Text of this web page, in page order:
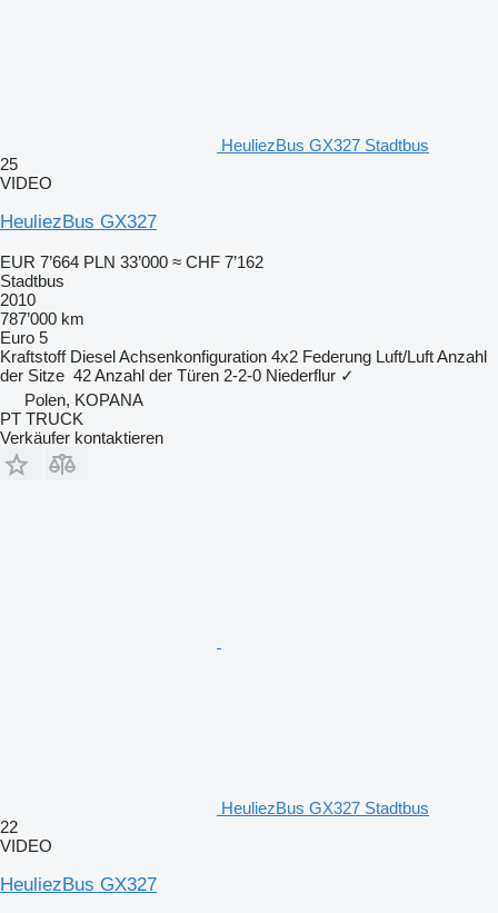
HeuliezBus GX327 Stadtbus
25
VIDEO
HeuliezBus GX327
EUR 7’664 PLN 33’000 ≈ CHF 7’162
Stadtbus
2010
787’000 km
Euro 5
Kraftstoff DieselAchsenkonfiguration 4x2 Federung Luft/LuftAnzahl
der Sitze 42Anzahl der Türen 2-2-0 Niederflur ✓
Polen, KOPANA
PT TRUCK
Verkäufer kontaktieren
HeuliezBus GX327 Stadtbus
22
VIDEO
HeuliezBus GX327